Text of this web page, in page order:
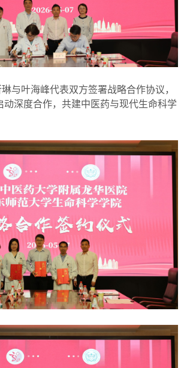
与叶海峰代表双方签署战略合作协议，
动深度合作，共建中医药与现代生命科学